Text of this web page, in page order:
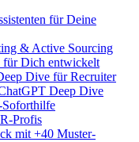
für Deine
& Active Sourcing
für Dich entwickelt
Dive für Recruiter
Deep Dive
Profis
mit +40 Muster-